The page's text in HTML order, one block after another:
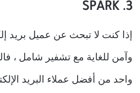
3. SPARK
إذا كنت لا تبحث عن عميل بريد
واحد من أفضل عملاء البريد